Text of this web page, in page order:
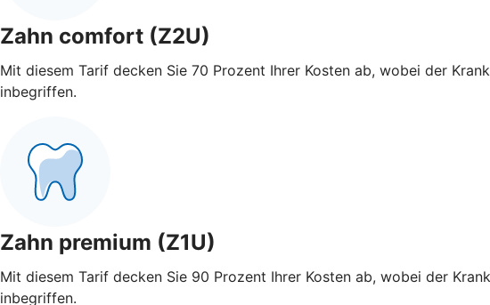
Zahn comfort (Z2U)
Mit diesem Tarif decken Sie 70 Prozent Ihrer Kosten ab, wobei der
inbegriffen.
Zahn premium (Z1U)
Mit diesem Tarif decken Sie 90 Prozent Ihrer Kosten ab, wobei der
inbegriffen.